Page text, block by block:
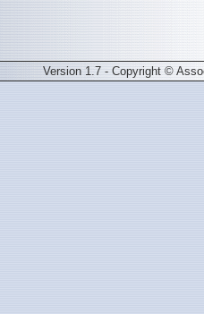
Version 1.7 - Copyright ©